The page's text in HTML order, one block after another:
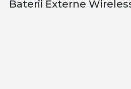
Baterii Externe